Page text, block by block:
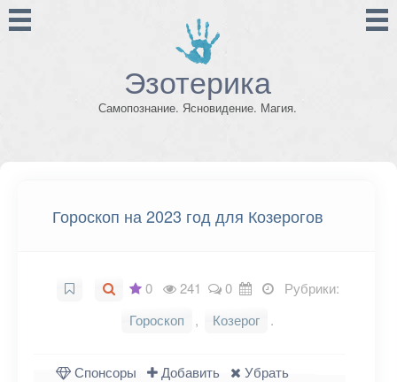
Эзотерика
Самопознание. Ясновидение. Магия.
Гороскоп на 2023 год для Козерогов
0 241 0
Рубрики:
Гороскоп
, Козерог .
Спонсоры Добавить Убрать